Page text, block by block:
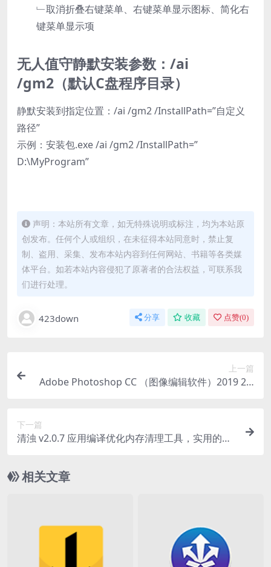
﹂取消折叠右键菜单、右键菜单显示图标、简化右
键菜单显示项
无人值守静默安装参数：/ai
/gm2（默认C盘程序目录）
静默安装到指定位置：/ai /gm2 /InstallPath=”自定义
路径”
示例：安装包.exe /ai /gm2 /InstallPath=”
D:\MyProgram”
声明：本站所有文章，如无特殊说明或标注，均为本站原
创发布。任何个人或组织，在未征得本站同意时，禁止复
制、盗用、采集、发布本站内容到任何网站、书籍等各类媒
体平台。如若本站内容侵犯了原著者的合法权益，可联系我
们进行处理。
423down 分享 收藏 点赞(0)
上一篇
Adobe Photoshop CC （图像编辑软件）2019 20.
下一篇
清浊 v2.0.7 应用编译优化内存清理工具，实用的清
相关文章